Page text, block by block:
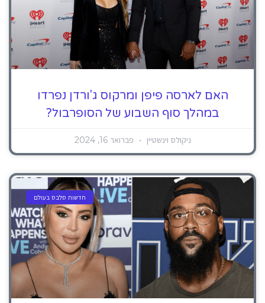
האם לארסה פיפן ומרקוס ג'ורדן נפרדו
במהלך סוף השבוע של הסופרבול?
ניקולס וינשטיין פברואר 16, 2024
חדשות סלבס בעולם